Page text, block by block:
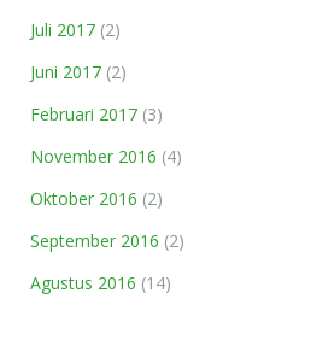
Juli 2017 (2)
Juni 2017 (2)
Februari 2017 (3)
November 2016 (4)
Oktober 2016 (2)
September 2016 (2)
Agustus 2016 (14)